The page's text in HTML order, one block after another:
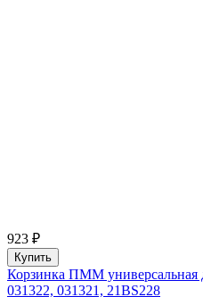
923 ₽
Купить
Корзинка ПММ универсальная
031322, 031321, 21BS228